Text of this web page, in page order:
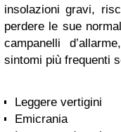
insolazioni gravi,
perdere le sue
campanelli
sintomi più frequenti
Leggere vertigini
Emicrania